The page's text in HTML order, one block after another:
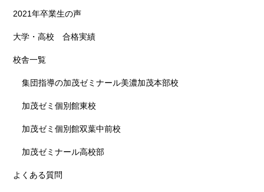
2021年卒業生の声
大学・高校 合格実績
校舎一覧
集団指導の加茂ゼミナール美濃加茂本部校
加茂ゼミ個別館東校
加茂ゼミ個別館双葉中前校
加茂ゼミナール高校部
よくある質問